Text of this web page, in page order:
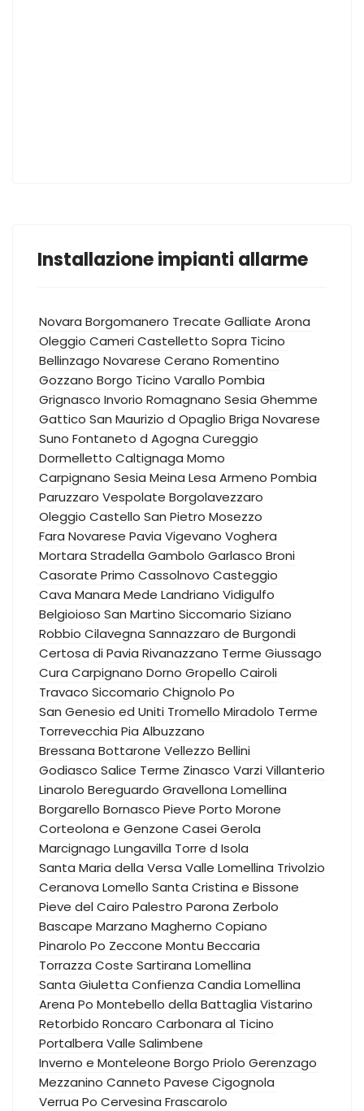
Installazione impianti allarme
Novara Borgomanero Trecate Galliate Arona
Oleggio CameriCastelletto Sopra Ticino
Bellinzago Novarese Cerano Romentino
Gozzano Borgo Ticino Varallo Pombia
Grignasco Invorio Romagnano Sesia Ghemme
Gattico San Maurizio d Opaglio Briga Novarese
Suno Fontaneto d Agogna Cureggio
Dormelletto Caltignaga Momo
Carpignano Sesia Meina Lesa Armeno Pombia
Paruzzaro Vespolate Borgolavezzaro
Oleggio Castello San Pietro Mosezzo
Fara Novarese Pavia Vigevano Voghera
Mortara Stradella Gambolo Garlasco Broni
Casorate Primo Cassolnovo Casteggio
Cava Manara Mede Landriano Vidigulfo
Belgioioso San Martino Siccomario Siziano
Robbio Cilavegna Sannazzaro de Burgondi
Certosa di Pavia Rivanazzano Terme Giussago
Cura Carpignano Dorno Gropello Cairoli
Travaco Siccomario Chignolo Po
San Genesio ed Uniti Tromello Miradolo Terme
Torrevecchia Pia Albuzzano
Bressana Bottarone Vellezzo Bellini
Godiasco Salice Terme Zinasco VarziVillanterio
Linarolo Bereguardo Gravellona Lomellina
Borgarello Bornasco Pieve Porto Morone
Corteolona e Genzone Casei Gerola
Marcignago Lungavilla Torre d Isola
Santa Maria della Versa Valle Lomellina Trivolzio
Ceranova Lomello Santa Cristina e Bissone
Pieve del Cairo Palestro Parona Zerbolo
Bascape Marzano Magherno Copiano
Pinarolo Po Zeccone Montu Beccaria
Torrazza Coste Sartirana Lomellina
Santa Giuletta Confienza Candia Lomellina
Arena Po Montebello della Battaglia Vistarino
Retorbido Roncaro Carbonara al Ticino
Portalbera Valle Salimbene
Inverno e Monteleone Borgo Priolo Gerenzago
Mezzanino Canneto Pavese Cigognola
Verrua Po Cervesina Frascarolo